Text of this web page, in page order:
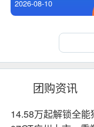
2026-08-10
团购资讯
14.58万起解锁全能